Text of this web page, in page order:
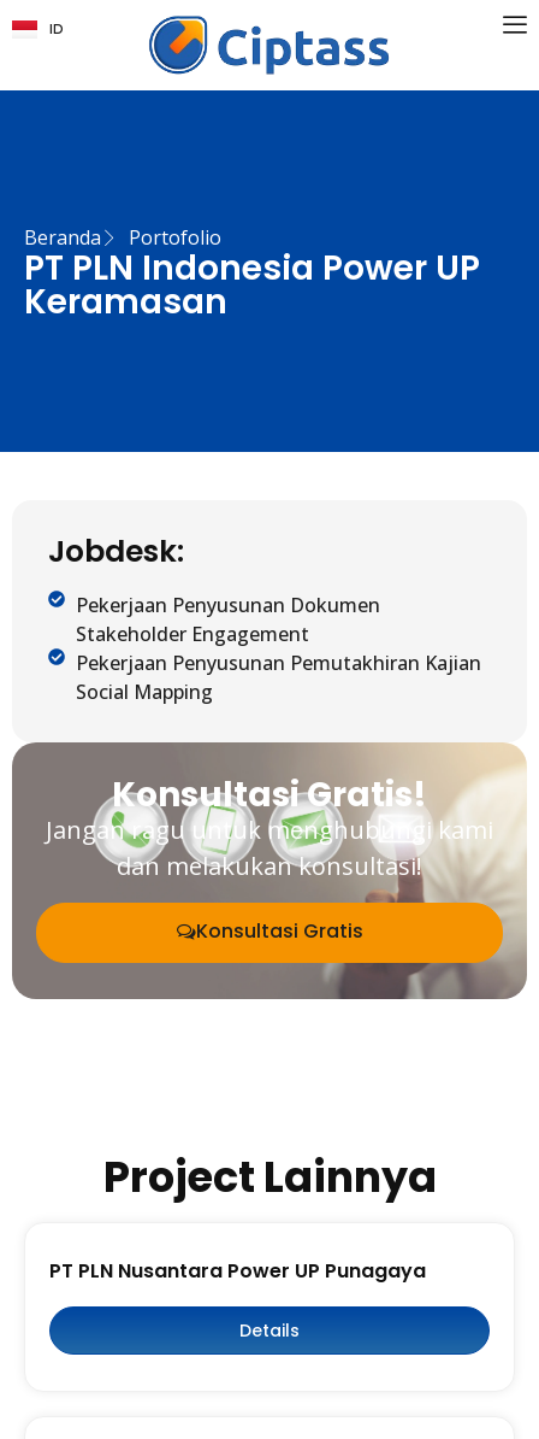
ID
EN
Beranda Portofolio
PT PLN Indonesia Power UP
Keramasan
Jobdesk:
Pekerjaan Penyusunan Dokumen
Stakeholder Engagement
Pekerjaan Penyusunan Pemutakhiran Kajian
Social Mapping
Konsultasi Gratis!
Jangan ragu untuk menghubungi kami
dan melakukan konsultasi!
Konsultasi Gratis
Project Lainnya
PT PLN Nusantara Power UP Punagaya
Details